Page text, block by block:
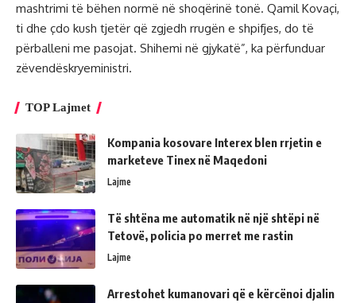
mashtrimi të bëhen normë në shoqërinë tonë. Qamil Kovaçi,
ti dhe çdo kush tjetër që zgjedh rrugën e shpifjes, do të
përballeni me pasojat. Shihemi në gjykatë”, ka përfunduar
zëvendëskryeministri.
TOP Lajmet
Kompania kosovare Interex blen rrjetin e
marketeve Tinex në Maqedoni
Lajme
Të shtëna me automatik në një shtëpi në
Tetovë, policia po merret me rastin
Lajme
Arrestohet kumanovari që e kërcënoi djalin